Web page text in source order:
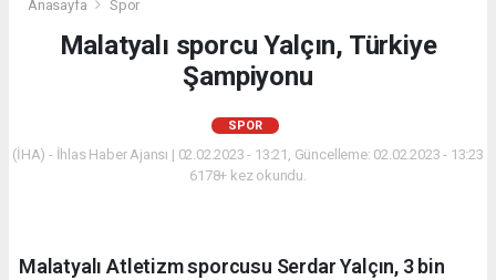
Anasayfa Spor
Malatyalı sporcu Yalçın, Türkiye
Şampiyonu
SPOR
(İHA) - İhlas Haber Ajansı | 02.02.2023 - 13:21, Güncelleme: 02.02.2023 - 13:23
6178+ kez okundu.
Malatyalı Atletizm sporcusu Serdar Yalçın, 3 bin